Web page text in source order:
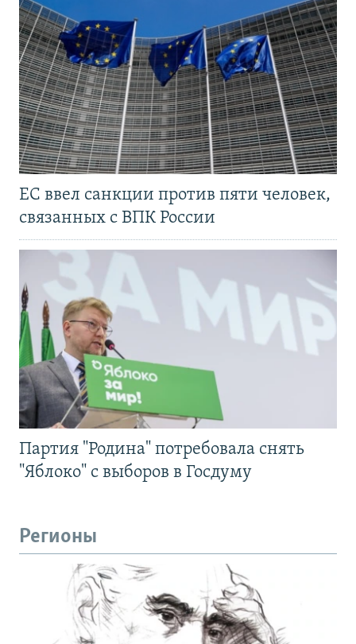
ЕС ввел санкции против пяти человек,
связанных с ВПК России
Партия "Родина" потребовала снять
"Яблоко" с выборов в Госдуму
Регионы